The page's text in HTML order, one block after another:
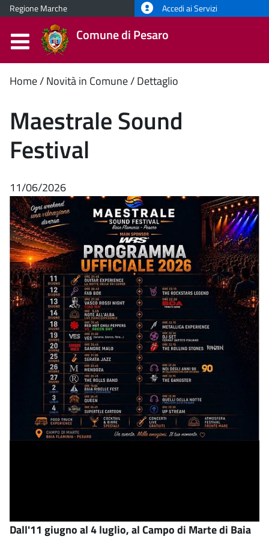
Regione Marche Accedi ai Servizi
Comune di Pesaro
Contenuto
principale
Home Novità in Comune Dettaglio
Maestrale Sound
Festival
11/06/2026
Dall'11 giugno al 4 luglio, al Campo di Marte di Baia